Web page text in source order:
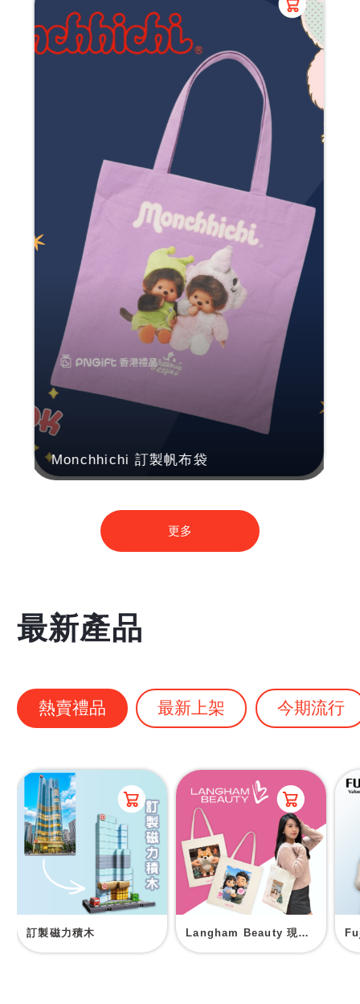
Monchhichi 訂製帆布袋
更多
最新產品
熱賣禮品 最新上架 今期流行
訂製磁力積木 Langham Beauty 現場印刷帆布袋